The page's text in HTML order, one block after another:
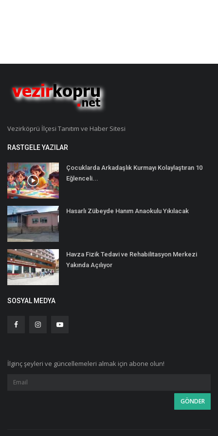
Vezirköprü İlçesi Tanıtım ve Haber Sitesi
RASTGELE YAZILAR
Çocuklarda Arkadaşlık Kurmayı Kolaylaştıran 10
Eğlenceli...
Hasarlı Zübeyde Hanım Anaokulu Yıkılacak
Havza Fizik Tedavi ve Rehabilitasyon Merkezi
Yakında Açılıyor
SOSYAL MEDYA
İlginç şeyleri ve güncellemeleri almak için abone olun!